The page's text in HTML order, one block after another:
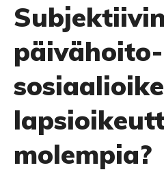
molempia?